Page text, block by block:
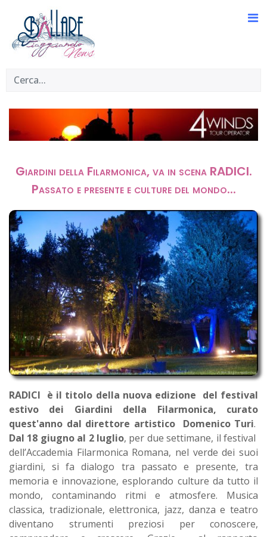
Giardini della Filarmonica, va in scena RADICI.
Passato e presente e culture del mondo...
RADICI è il titolo della nuova edizione del festival
estivo dei Giardini della Filarmonica, curato
quest'anno dal direttore artistico Domenico Turi.
Dal 18 giugno al 2 luglio, per due settimane, il festival
dell’Accademia Filarmonica Romana, nel verde dei suoi
giardini, si fa dialogo tra passato e presente, tra
memoria e innovazione, esplorando culture da tutto il
mondo, contaminando ritmi e atmosfere. Musica
classica, tradizionale, elettronica, jazz, danza e teatro
diventano strumenti preziosi per conoscere,